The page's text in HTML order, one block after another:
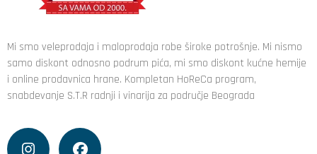
Mi smo veleprodaja i maloprodaja robe široke potrošnje. Mi nismo
samo diskont odnosno podrum pića, mi smo diskont kućne hemije
i online prodavnica hrane. Kompletan HoReCa program,
snabdevanje S.T.R radnji i vinarija za područje Beograda